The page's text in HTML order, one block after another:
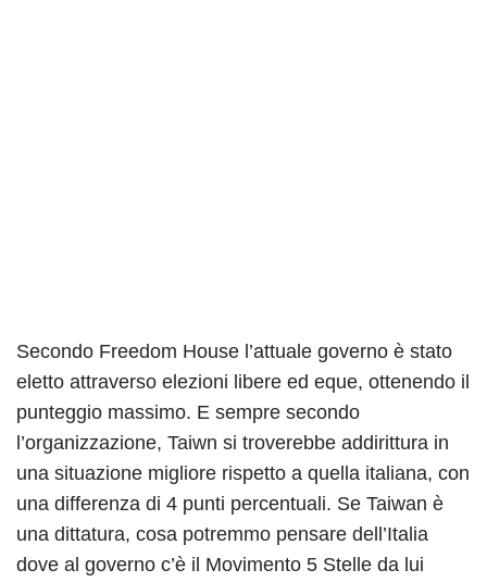
Secondo Freedom House l’attuale governo è stato
eletto attraverso elezioni libere ed eque, ottenendo il
punteggio massimo. E sempre secondo
l’organizzazione, Taiwn si troverebbe addirittura in
una situazione migliore rispetto a quella italiana, con
una differenza di 4 punti percentuali. Se Taiwan è
una dittatura, cosa potremmo pensare dell’Italia
dove al governo c’è il Movimento 5 Stelle da lui